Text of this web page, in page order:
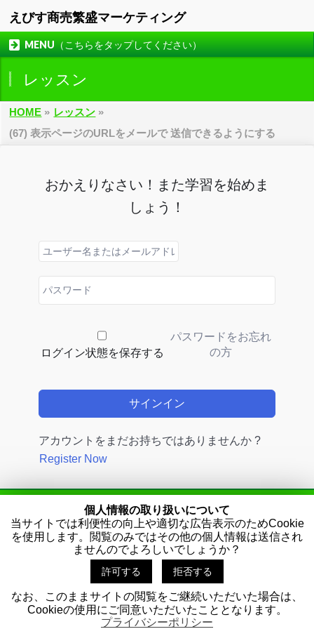
えびす商売繁盛マーケティング
MENU（こちらをタップしてください）
レッスン
HOME » レッスン »
(67) 表示ページのURLをメールで 送信できるようにする
おかえりなさい！また学習を始めま
しょう！
ログイン状態を保存する
パスワードをお忘れ
の方
サインイン
アカウントをまだお持ちではありませんか ?
Register Now
えびす商売繁盛マーケティング
プライバシーポリシー
Copyright ©えびす商売繁盛マーケティング All Rights Reserved.
個人情報の取り扱いについて
当サイトでは利便性の向上や適切な広告表示のためCookie
を使用します。閲覧のみではその他の個人情報は送信され
ませんのでよろしいでしょうか？
許可する 拒否する
なお、このままサイトの閲覧をご継続いただいた場合は、
Cookieの使用にご同意いただいたこととなります。
プライバシーポリシー